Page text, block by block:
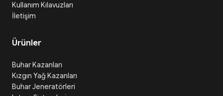
Kullanım Kılavuzları
İletişim
Ürünler
Buhar Kazanları
Kızgın Yağ Kazanları
Buhar Jeneratörleri